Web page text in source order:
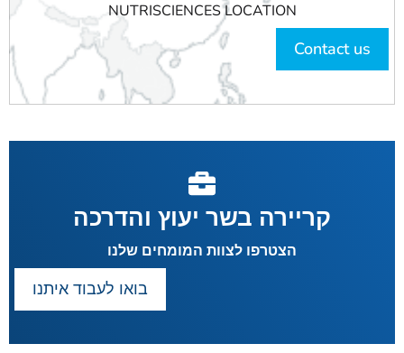
Contact us
NUTRISCIENCES LOCATION
קריירה בשר יעוץ והדרכה
הצטרפו לצוות המומחים שלנו
בואו לעבוד איתנו